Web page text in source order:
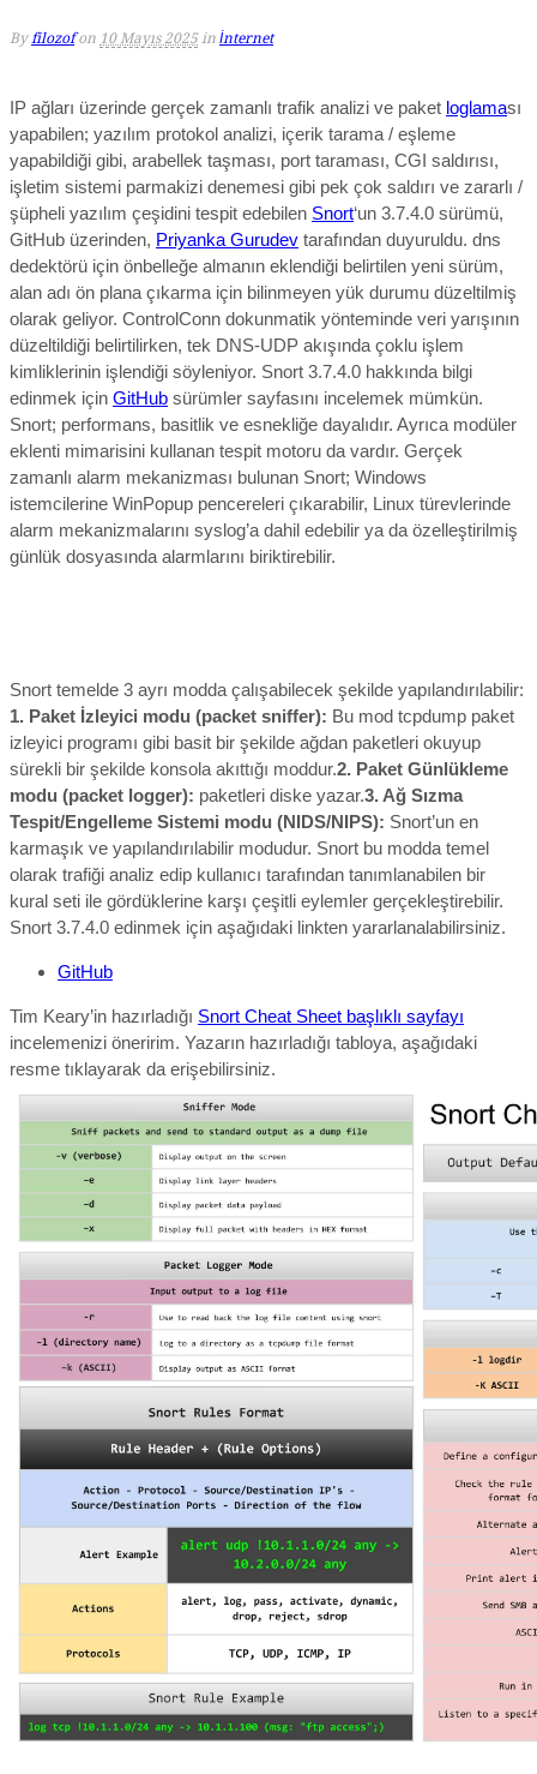
By filozof on 10 Mayıs 2025 in İnternet
IP ağları üzerinde gerçek zamanlı trafik analizi ve paket loglaması
yapabilen; yazılım protokol analizi, içerik tarama / eşleme
yapabildiği gibi, arabellek taşması, port taraması, CGI saldırısı,
işletim sistemi parmakizi denemesi gibi pek çok saldırı ve zararlı /
şüpheli yazılım çeşidini tespit edebilen Snort‘un 3.7.4.0 sürümü,
GitHub üzerinden, Priyanka Gurudev tarafından duyuruldu. dns
dedektörü için önbelleğe almanın eklendiği belirtilen yeni sürüm,
alan adı ön plana çıkarma için bilinmeyen yük durumu düzeltilmiş
olarak geliyor. ControlConn dokunmatik yönteminde veri yarışının
düzeltildiği belirtilirken, tek DNS-UDP akışında çoklu işlem
kimliklerinin işlendiği söyleniyor. Snort 3.7.4.0 hakkında bilgi
edinmek için GitHub sürümler sayfasını incelemek mümkün.
Snort; performans, basitlik ve esnekliğe dayalıdır. Ayrıca modüler
eklenti mimarisini kullanan tespit motoru da vardır. Gerçek
zamanlı alarm mekanizması bulunan Snort; Windows
istemcilerine WinPopup pencereleri çıkarabilir, Linux türevlerinde
alarm mekanizmalarını syslog’a dahil edebilir ya da özelleştirilmiş
günlük dosyasında alarmlarını biriktirebilir.
Snort temelde 3 ayrı modda çalışabilecek şekilde yapılandırılabilir:
1. Paket İzleyici modu (packet sniffer): Bu mod tcpdump paket
izleyici programı gibi basit bir şekilde ağdan paketleri okuyup
sürekli bir şekilde konsola akıttığı moddur.2. Paket Günlükleme
modu (packet logger): paketleri diske yazar.3. Ağ Sızma
Tespit/Engelleme Sistemi modu (NIDS/NIPS): Snort’un en
karmaşık ve yapılandırılabilir modudur. Snort bu modda temel
olarak trafiği analiz edip kullanıcı tarafından tanımlanabilen bir
kural seti ile gördüklerine karşı çeşitli eylemler gerçekleştirebilir.
Snort 3.7.4.0 edinmek için aşağıdaki linkten yararlanalabilirsiniz.
GitHub
Tim Keary’in hazırladığı Snort Cheat Sheet başlıklı sayfayı
incelemenizi öneririm. Yazarın hazırladığı tabloya, aşağıdaki
resme tıklayarak da erişebilirsiniz.